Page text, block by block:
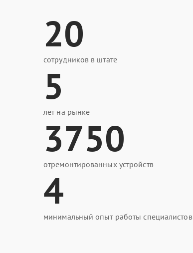
20
сотрудников в штате
5
лет на рынке
3750
отремонтированных устройств
4
минимальный опыт работы специалистов